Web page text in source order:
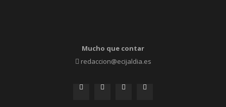
Mucho que contar
redaccion@ecijaldia.es